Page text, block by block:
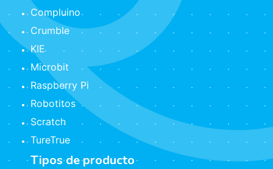
Compluino
Crumble
KIE
Microbit
Raspberry Pi
Robotitos
Scratch
TureTrue
Tipos de producto